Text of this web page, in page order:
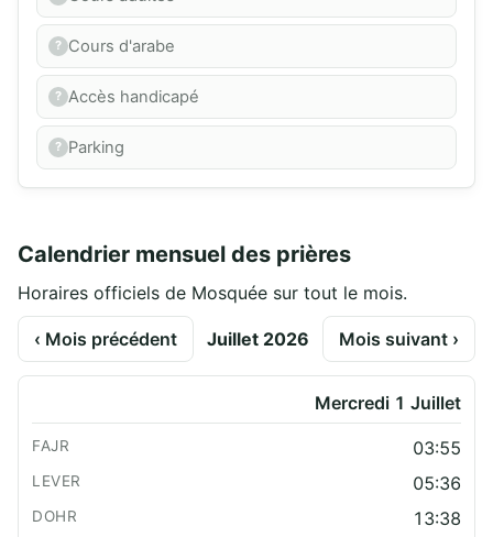
Cours d'arabe
Accès handicapé
Parking
Calendrier mensuel des prières
Horaires officiels de Mosquée sur tout le mois.
‹ Mois précédent Juillet 2026 Mois suivant ›
Mercredi 1 Juillet
03:55
05:36
13:38